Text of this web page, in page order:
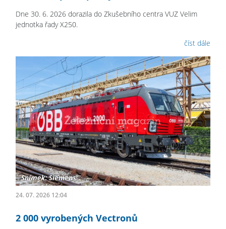
Dne 30. 6. 2026 dorazila do Zkušebního centra VUZ Velim
jednotka řady X250.
číst dále
24. 07. 2026 12:04
2 000 vyrobených Vectronů